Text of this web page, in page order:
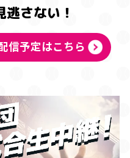
さない！
信予定はこちら